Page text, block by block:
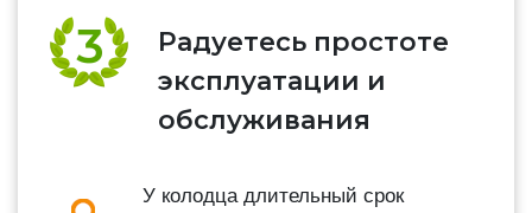
Радуетесь простоте
эксплуатации и
обслуживания
У колодца длительный срок